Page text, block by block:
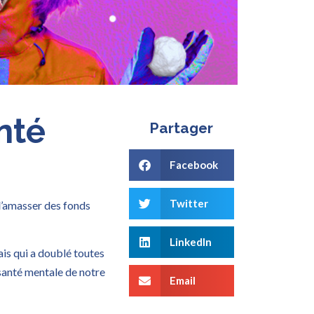
des fonds
qui a doublé toutes
mentale de notre
Partager
Facebook
Twitter
LinkedIn
Email